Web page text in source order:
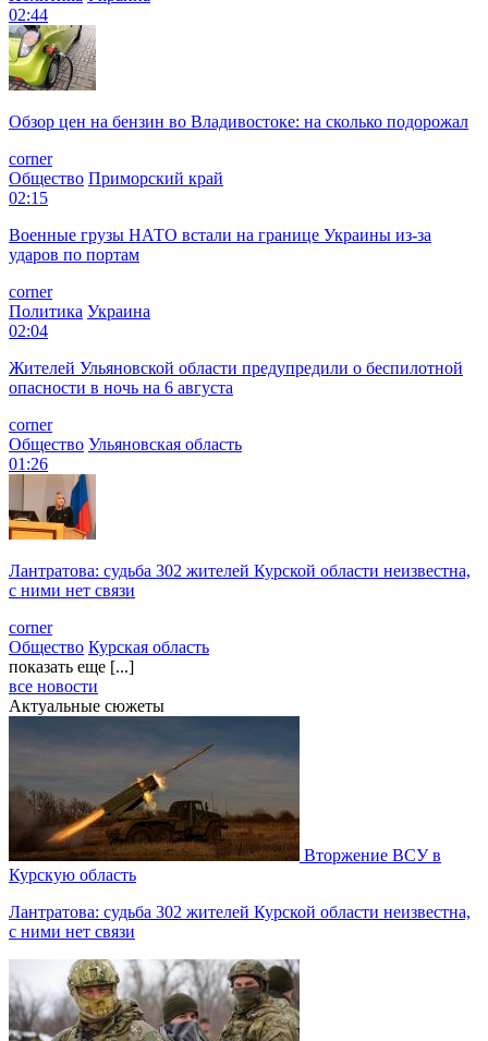
02:44
Обзор цен на бензин во Владивостоке: на сколько подорожал
corner
Общество Приморский край
02:15
Военные грузы НАТО встали на границе Украины из-за
ударов по портам
corner
Политика Украина
02:04
Жителей Ульяновской области предупредили о беспилотной
опасности в ночь на 6 августа
corner
Общество Ульяновская область
01:26
Лантратова: судьба 302 жителей Курской области неизвестна,
с ними нет связи
corner
Общество Курская область
показать еще [...]
все новости
Актуальные сюжеты
Вторжение ВСУ в
Курскую область
Лантратова: судьба 302 жителей Курской области неизвестна,
с ними нет связи